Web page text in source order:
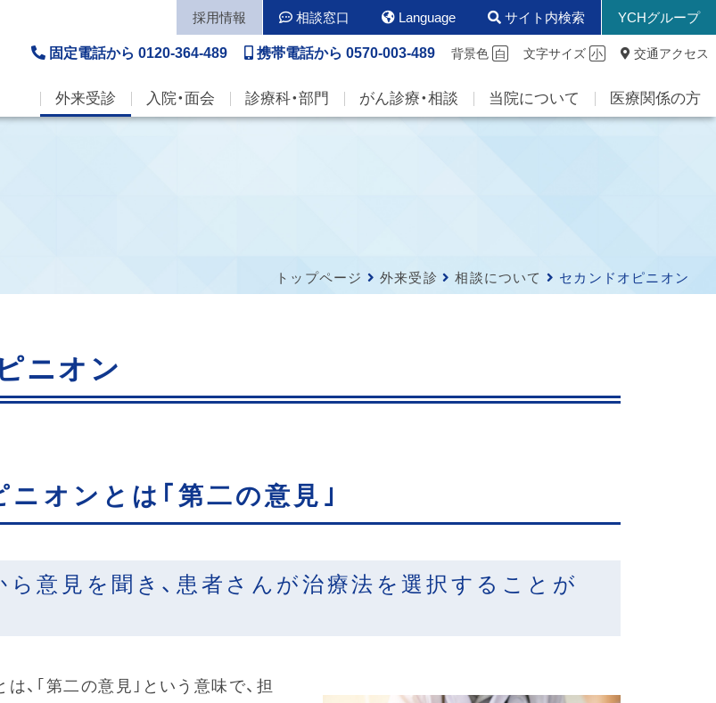
外来受診 入院・面会 診療科・部門 がん診療・相談 当院について 医療関係の方
採用情報 相談窓口 Language サイト内検索 YCHグループ
固定電話から 0120-364-489 携帯電話から0570-003-489 背景色 白 文字サイズ 小 交通アクセス
トップページ 外来受診 相談について セカンドオピニオン
ニオン
ニオンとは｢第二の意見｣
ら意見を聞き、患者さんが治療法を選択することが
、｢第二の意見｣という意味で、担